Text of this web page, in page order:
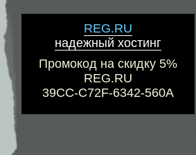
REG.RU
надежный хостинг
Промокод на скидку 5%
REG.RU
39CC-C72F-6342-560A